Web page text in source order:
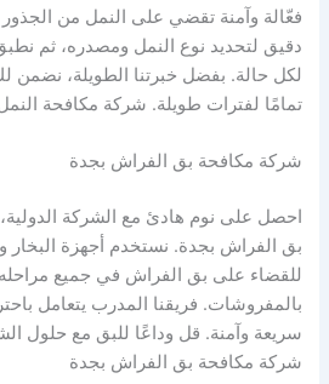
فعّالة وآمنة تقضي على النمل من
دقيق لتحديد نوع النمل ومصدره، ثم
لكل حالة. بفضل خبرتنا الطويلة، نضمن
تمامًا لفترات طويلة. شركة مكافحة
شركة مكافحة بق الفراش بجدة
احصل على نوم هادئ مع الشركة
بق الفراش بجدة. نستخدم أجهزة البخار
للقضاء على بق الفراش في جميع مراحله
بالمفروشات. فريقنا المدرب يتعامل
سريعة وآمنة. قل وداعًا للبق مع حلول
شركة مكافحة بق الفراش بجدة